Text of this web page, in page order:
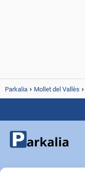
Parkalia Mollet del Vallès